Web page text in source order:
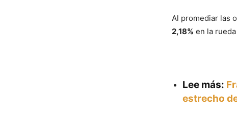
Al promediar las
2,18% en la
Lee más:
estrecho